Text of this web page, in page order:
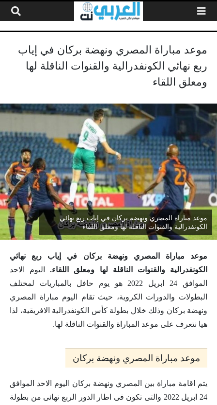
موعد مباراة المصري ونهضة بركان في إياب
ربع نهائي الكونفدرالية والقنوات الناقلة لها
ومعلق اللقاء
موعد مباراة المصري ونهضة بركان في إياب ربع نهائي
الكونفدرالية والقنوات الناقلة لها ومعلق اللقاء
موعد مباراة المصري ونهضة بركان في إياب ربع نهائي
الكونفدرالية والقنوات الناقلة لها ومعلق اللقاء.
اليوم الاحد
الموافق 24 ابريل 2022 هو يوم حافل بالمباريات لمختلف
البطولات والدورات الكروية، حيث تقام اليوم مباراة المصري
ونهضة بركان وذلك خلال بطولة كأس الكونفدرالية الافريقية، لذا
هيا نتعرف على موعد المباراة والقنوات الناقلة لها.
موعد مباراة المصري ونهضة بركان
يتم اقامة مباراة بين المصري ونهضة بركان اليوم الاحد الموافق
24 ابريل 2022 والتى تكون فى اطار الدور الربع نهائى من بطولة